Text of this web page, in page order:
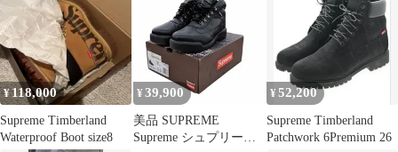
¥118,000
Supreme Timberland
Waterproof Boot size8
¥ 39,900
美品 SUPREME
Supreme シュプリーム
¥ 52,200
Supreme Timberland
Patchwork 6Premium 26